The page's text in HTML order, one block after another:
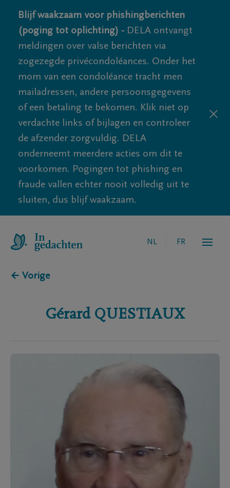
Blijf waakzaam voor phishingberichten
(poging tot oplichting) - DELA ontvangt
meldingen over valse berichten via
zogezegde privécondoléances. Onder het
mom van een condoléance tracht men
mailadressen, andere persoonsgegevens
of een betaling te bekomen. Klik niet op
verdachte links of bijlagen en controleer
de afzender zorgvuldig. DELA
onderneemt meerdere acties om dit te
voorkomen. Pogingen tot phishing en
fraude vallen echter nooit volledig uit te
sluiten, dus blijf waakzaam.
NL FR
← Vorige
Gérard QUESTIAUX